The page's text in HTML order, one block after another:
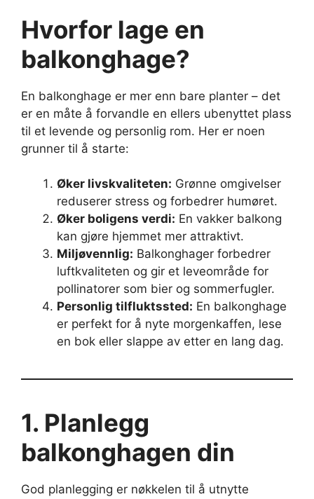
Hvorfor lage en
balkonghage?
En balkonghage er mer enn bare planter – det
er en måte å forvandle en ellers ubenyttet plass
til et levende og personlig rom. Her er noen
grunner til å starte:
Øker livskvaliteten: Grønne omgivelser
reduserer stress og forbedrer humøret.
Øker boligens verdi: En vakker balkong
kan gjøre hjemmet mer attraktivt.
Miljøvennlig: Balkonghager forbedrer
luftkvaliteten og gir et leveområde for
pollinatorer som bier og sommerfugler.
Personlig tilfluktssted: En balkonghage
er perfekt for å nyte morgenkaffen, lese
en bok eller slappe av etter en lang dag.
1. Planlegg
balkonghagen din
God planlegging er nøkkelen til å utnytte